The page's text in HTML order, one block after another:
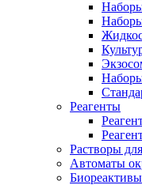
Реагенты
Растворы
Автоматы
Биореактивы